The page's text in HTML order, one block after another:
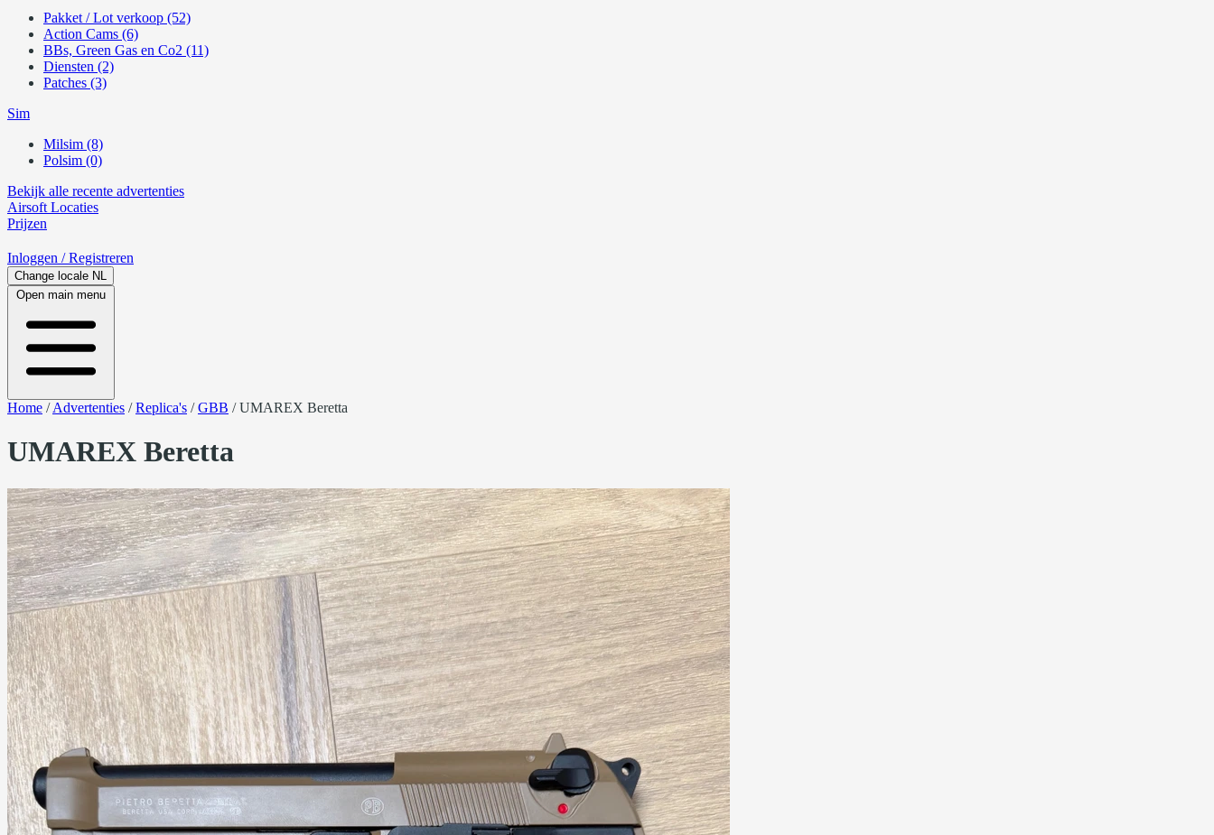
Pakket / Lot verkoop (52)
Action Cams (6)
BBs, Green Gas en Co2 (11)
Diensten (2)
Patches (3)
Sim
Milsim (8)
Polsim (0)
Bekijk alle recente advertenties
Airsoft Locaties
Prijzen
Inloggen / Registreren
Change locale NL
Open main menu
Home /Advertenties /Replica's /GBB /UMAREX Beretta
UMAREX Beretta